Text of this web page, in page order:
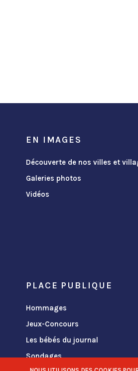
EN IMAGES
Découverte de nos villes et
Galeries photos
Vidéos
PLACE PUBLIQUE
Hommages
Jeux-Concours
Les bébés du journal
Sondages